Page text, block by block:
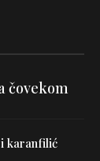
čovekom
karanfilić